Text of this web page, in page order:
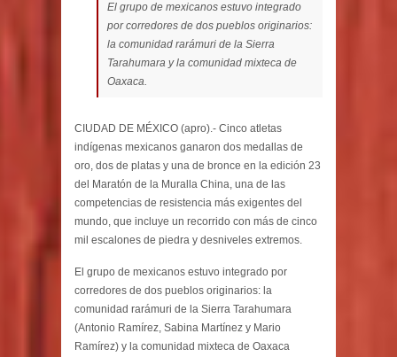
El grupo de mexicanos estuvo integrado
por corredores de dos pueblos originarios:
la comunidad rarámuri de la Sierra
Tarahumara y la comunidad mixteca de
Oaxaca.
CIUDAD DE MÉXICO (apro).- Cinco atletas
indígenas mexicanos ganaron dos medallas de
oro, dos de platas y una de bronce en la edición 23
del Maratón de la Muralla China, una de las
competencias de resistencia más exigentes del
mundo, que incluye un recorrido con más de cinco
mil escalones de piedra y desniveles extremos.
El grupo de mexicanos estuvo integrado por
corredores de dos pueblos originarios: la
comunidad rarámuri de la Sierra Tarahumara
(Antonio Ramírez, Sabina Martínez y Mario
Ramírez) y la comunidad mixteca de Oaxaca